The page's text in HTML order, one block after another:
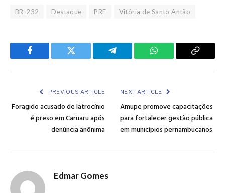
BR-232 Destaque PRF Vitória de Santo Antão
Facebook Twitter Telegram WhatsApp Copy
PREVIOUS ARTICLE
Foragido acusado de latrocínio
é preso em Caruaru após
denúncia anônima
NEXT ARTICLE
Amupe promove capacitações
para fortalecer gestão pública
em municípios pernambucanos
Edmar Gomes